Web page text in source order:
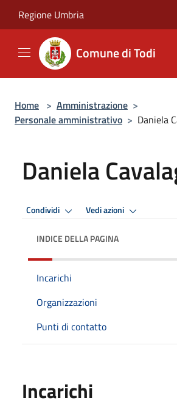
Regione Umbria
Comune di Todi
Home > Amministrazione >
Personale amministrativo > Daniela
Daniela
Condividi Vedi azioni
INDICE DELLA PAGINA
Incarichi
Organizzazioni
Punti di contatto
Incarichi